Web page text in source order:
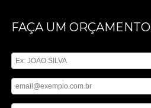
FAÇA UM ORÇAMENTO